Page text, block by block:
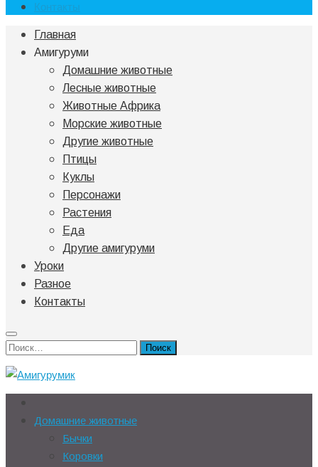
Контакты
Главная
Амигуруми
Домашние животные
Лесные животные
Животные Африка
Морские животные
Другие животные
Птицы
Куклы
Персонажи
Растения
Еда
Другие амигуруми
Уроки
Разное
Контакты
Найти:
Домашние животные
Бычки
Коровки